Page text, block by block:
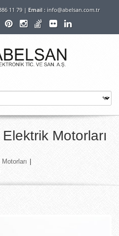
11 79 | Email : info@abelsan.com.tr
Motorları